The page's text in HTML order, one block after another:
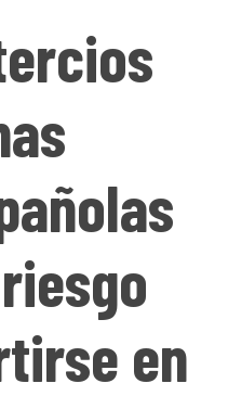
en